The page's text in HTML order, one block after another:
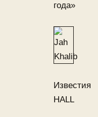
года»
Известия
HALL